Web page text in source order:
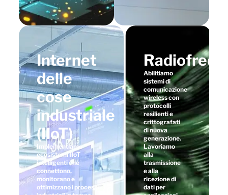
Internet
delle
cose
industriale
(IIoT)
Implementiamo
ecosistemi IIoT
intelligenti che
connettono,
monitorano e
ottimizzano i processi
Abilitiamo
sistemi di
comunicazione
wireless con
protocolli
resilienti e
crittografati
di nuova
generazione.
Lavoriamo
alla
trasmissione
e alla
ricezione di
dati per